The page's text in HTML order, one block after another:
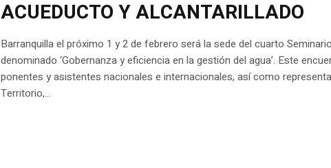
ACUEDUCTO Y ALCANTARILLADO
Barranquilla el próximo 1 y 2 de febrero será la sede del cuarto
denominado ‘Gobernanza y eficiencia en la gestión del agua’. Este
ponentes y asistentes nacionales e internacionales, así como
Territorio,...